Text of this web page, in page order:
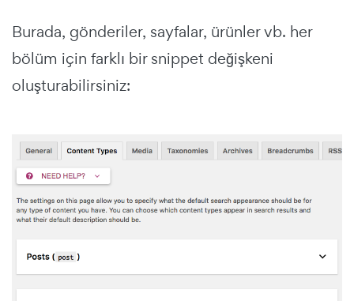
Burada, gönderiler, sayfalar, ürünler vb. her
bölüm için farklı bir snippet değişkeni
oluşturabilirsiniz: